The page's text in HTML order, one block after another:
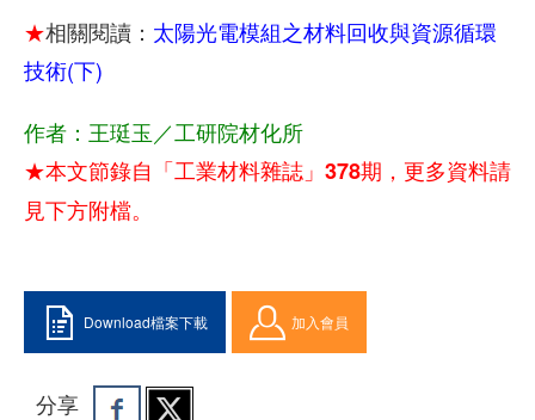
★相關閱讀： 太陽光電模組之材料回收與資源循環
技術(下)
作者：王珽玉／工研院材化所
★本文節錄自「工業材料雜誌」378期，更多資料請
見下方附檔。
Download檔案下載 加入會員
分享